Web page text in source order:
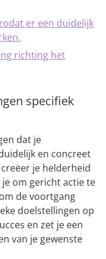
er een duidelijk
richting het
specifiek
dat je
en concreet
je helderheid
om gericht actie te
de voortgang
doelstellingen op
en zet je een
van je gewenste